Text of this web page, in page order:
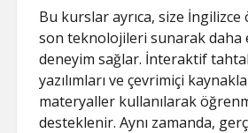
Bu kurslar ayrıca, size
son teknolojileri sunarak daha
deneyim sağlar. İnteraktif
yazılımları ve çevrimiçi
materyaller kullanılarak
desteklenir. Aynı zamanda,